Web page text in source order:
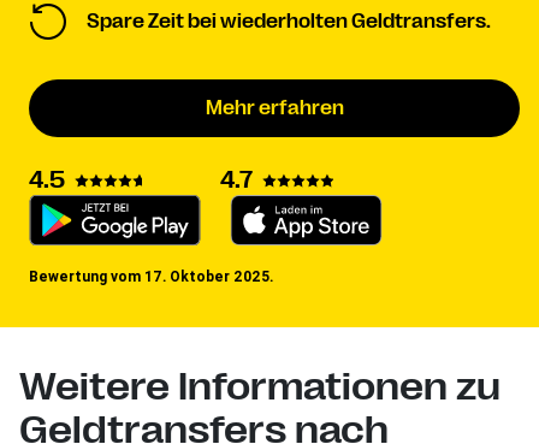
Spare Zeit bei wiederholten Geldtransfers.
Mehr erfahren
4.5 4.7
Bewertung vom 17. Oktober 2025.
Weitere Informationen zu
Geldtransfers nach